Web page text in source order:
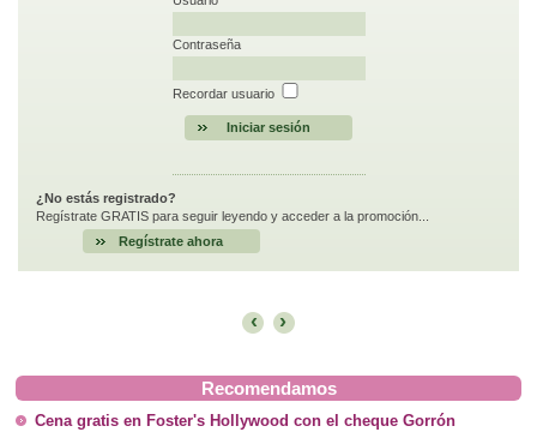
Contraseña
Recordar usuario
¿No estás registrado?
Regístrate GRATIS para seguir leyendo y acceder a la promoción...
Regístrate ahora
‹ ›
Recomendamos
Cena gratis en Foster's Hollywood con el cheque Gorrón